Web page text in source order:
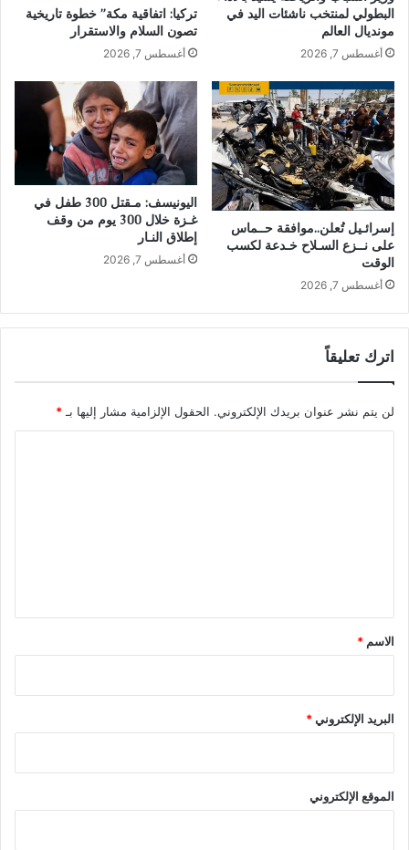
البطولي لمنتخب ناشئات اليد في
مونديال العالم
أغسطس 7, 2026
تركيا: اتفاقية مكة” خطوة تاريخية
تصون السلام والاستقرار
أغسطس 7, 2026
إسرائـيل تُعلن..موافقة حــماس
على نــزع السـلاح خـدعة لكسب
الوقت
أغسطس 7, 2026
اليونيسف: مـقتل 300 طفل في
غـزة خلال 300 يوم من وقف
إطلاق النـار
أغسطس 7, 2026
اترك تعليقاً
لن يتم نشر عنوان بريدك الإلكتروني. الحقول الإلزامية مشار إليها بـ *
*
الاسم *
البريد الإلكتروني*
الموقع الإلكتروني